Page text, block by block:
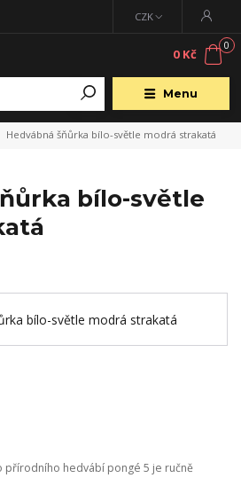
Menu
CZK
0
0 Kč
Hedvábná šňůrka bílo-světle modrá strakatá
bílo-světle
přírodního hedvábí pongé 5 je ručně